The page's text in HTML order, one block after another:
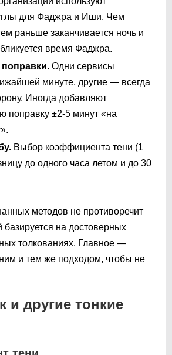
для Фаджра и Иши. Чем
раньше заканчивается ночь и
время Фаджра.
Одни сервисы
минуте, другие — всегда
Иногда добавляют
поправку ±2-5 минут «на
Выбор коэффициента тени (1
до одного часа летом и до 30
методов не противоречит
на достоверных
толкованиях. Главное —
и тем же подходом, чтобы не
и другие тонкие